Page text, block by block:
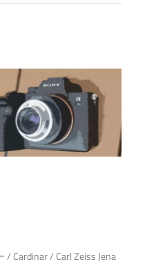
/ Cardinar/ Carl Zeiss Jena